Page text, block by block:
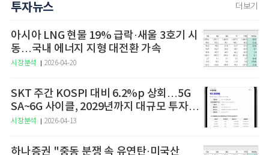
투자뉴스 더보기
아시아 LNG 현물 19% 급락·새울 3호기 시
동…국내 에너지 지형 대전환 가속
시장분석 2026-04-20
SKT 주간 KOSPI 대비 6.2%p 상회…5G
SA~6G 사이클, 2029년까지 대규모 투자
예고
시장분석 2026-04-13
하나증권 "중동 분쟁 속 유연탄·미국산